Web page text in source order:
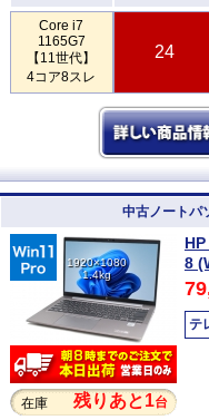
Core i7
1165G7
【11世代】
4コア8スレ
24
中古ノート
1920×1080
1.4kg
在庫 残りあと1台
8
テ